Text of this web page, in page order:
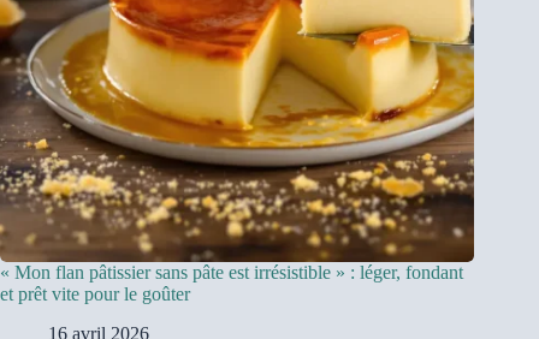
« Mon flan pâtissier sans pâte est irrésistible » : léger, fondant
et prêt vite pour le goûter
16 avril 2026